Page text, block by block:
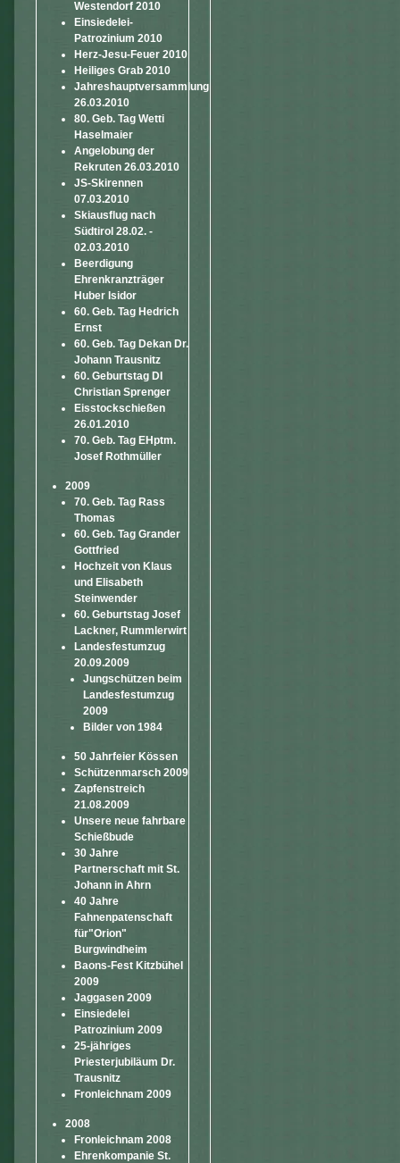
Westendorf 2010
Einsiedelei-
Patrozinium 2010
Herz-Jesu-Feuer 2010
Heiliges Grab 2010
Jahreshauptversammlung
26.03.2010
80. Geb. Tag Wetti
Haselmaier
Angelobung der
Rekruten 26.03.2010
JS-Skirennen
07.03.2010
Skiausflug nach
Südtirol 28.02. -
02.03.2010
Beerdigung
Ehrenkranzträger
Huber Isidor
60. Geb. Tag Hedrich
Ernst
60. Geb. Tag Dekan Dr.
Johann Trausnitz
60. Geburtstag DI
Christian Sprenger
Eisstockschießen
26.01.2010
70. Geb. Tag EHptm.
Josef Rothmüller
2009
70. Geb. Tag Rass
Thomas
60. Geb. Tag Grander
Gottfried
Hochzeit von Klaus
und Elisabeth
Steinwender
60. Geburtstag Josef
Lackner, Rummlerwirt
Landesfestumzug
20.09.2009
Jungschützen beim
Landesfestumzug
2009
Bilder von 1984
50 Jahrfeier Kössen
Schützenmarsch 2009
Zapfenstreich
21.08.2009
Unsere neue fahrbare
Schießbude
30 Jahre
Partnerschaft mit St.
Johann in Ahrn
40 Jahre
Fahnenpatenschaft
für"Orion"
Burgwindheim
Baons-Fest Kitzbühel
2009
Jaggasen 2009
Einsiedelei
Patrozinium 2009
25-jähriges
Priesterjubiläum Dr.
Trausnitz
Fronleichnam 2009
2008
Fronleichnam 2008
Ehrenkompanie St.